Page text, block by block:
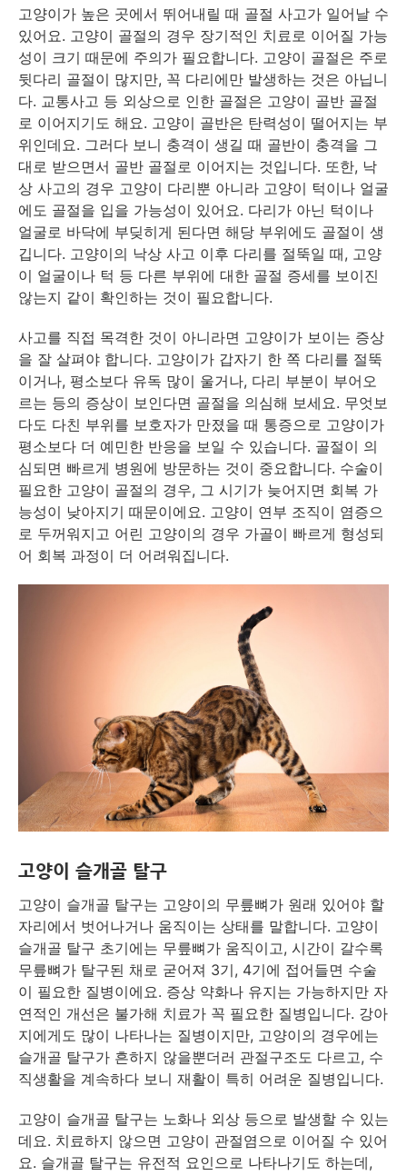
고양이가 높은 곳에서 뛰어내릴 때 골절 사고가 일어날 수
있어요. 고양이 골절의 경우 장기적인 치료로 이어질 가능
성이 크기 때문에 주의가 필요합니다. 고양이 골절은 주로
뒷다리 골절이 많지만, 꼭 다리에만 발생하는 것은 아닙니
다. 교통사고 등 외상으로 인한 골절은 고양이 골반 골절
로 이어지기도 해요. 고양이 골반은 탄력성이 떨어지는 부
위인데요. 그러다 보니 충격이 생길 때 골반이 충격을 그
대로 받으면서 골반 골절로 이어지는 것입니다. 또한, 낙
상 사고의 경우 고양이 다리뿐 아니라 고양이 턱이나 얼굴
에도 골절을 입을 가능성이 있어요. 다리가 아닌 턱이나
얼굴로 바닥에 부딪히게 된다면 해당 부위에도 골절이 생
깁니다. 고양이의 낙상 사고 이후 다리를 절뚝일 때, 고양
이 얼굴이나 턱 등 다른 부위에 대한 골절 증세를 보이진
않는지 같이 확인하는 것이 필요합니다.
사고를 직접 목격한 것이 아니라면 고양이가 보이는 증상
을 잘 살펴야 합니다. 고양이가 갑자기 한 쪽 다리를 절뚝
이거나, 평소보다 유독 많이 울거나, 다리 부분이 부어오
르는 등의 증상이 보인다면 골절을 의심해 보세요. 무엇보
다도 다친 부위를 보호자가 만졌을 때 통증으로 고양이가
평소보다 더 예민한 반응을 보일 수 있습니다. 골절이 의
심되면 빠르게 병원에 방문하는 것이 중요합니다. 수술이
필요한 고양이 골절의 경우, 그 시기가 늦어지면 회복 가
능성이 낮아지기 때문이에요. 고양이 연부 조직이 염증으
로 두꺼워지고 어린 고양이의 경우 가골이 빠르게 형성되
어 회복 과정이 더 어려워집니다.
고양이 슬개골 탈구
고양이 슬개골 탈구는 고양이의 무릎뼈가 원래 있어야 할
자리에서 벗어나거나 움직이는 상태를 말합니다. 고양이
슬개골 탈구 초기에는 무릎뼈가 움직이고, 시간이 갈수록
무릎뼈가 탈구된 채로 굳어져 3기, 4기에 접어들면 수술
이 필요한 질병이에요. 증상 약화나 유지는 가능하지만 자
연적인 개선은 불가해 치료가 꼭 필요한 질병입니다. 강아
지에게도 많이 나타나는 질병이지만, 고양이의 경우에는
슬개골 탈구가 흔하지 않을뿐더러 관절구조도 다르고, 수
직생활을 계속하다 보니 재활이 특히 어려운 질병입니다.
고양이 슬개골 탈구는 노화나 외상 등으로 발생할 수 있는
데요. 치료하지 않으면 고양이 관절염으로 이어질 수 있어
요. 슬개골 탈구는 유전적 요인으로 나타나기도 하는데,